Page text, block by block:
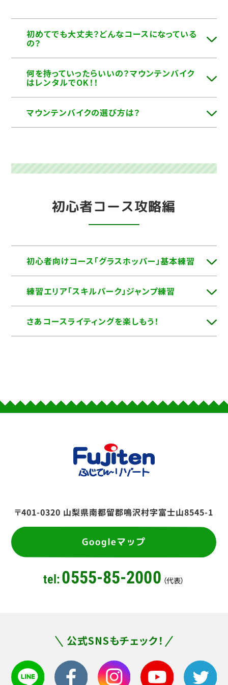
初めてでも大丈夫？どんなコースになっている
の？
何を持っていったらいいの？マウンテンバイク
はレンタルでOK！！
マウンテンバイクの選び方は？
初心者コース攻略編
初心者向けコース「グラスホッパー」基本練習
練習エリア「スキルパーク」ジャンプ練習
さあコースライティングを楽しもう！
〒401-0320 山梨県南都留郡鳴沢村字富士山8545-1
Googleマップ
tel:0555-85-2000 （代表）
公式SNSもチェック！